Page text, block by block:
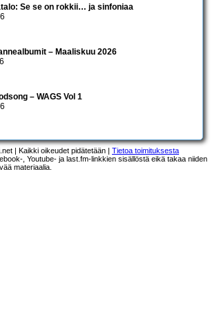
Se se on rokkii… ja sinfoniaa
– Maaliskuu 2026
– WAGS Vol 1
| Kaikki oikeudet pidätetään | Tietoa toimituksesta
, Youtube- ja last.fm-linkkien sisällöstä eikä takaa niiden
materiaalia.